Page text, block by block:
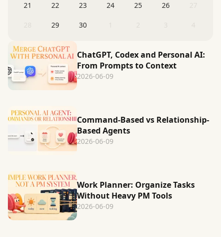
ChatGPT, Codex and Personal AI:
From Prompts to Context
2026-06-09
Command-Based vs Relationship-
Based Agents
2026-06-09
Work Planner: Organize Tasks
Without Heavy PM Tools
2026-06-09
21 22 23 24 25 26
29 30